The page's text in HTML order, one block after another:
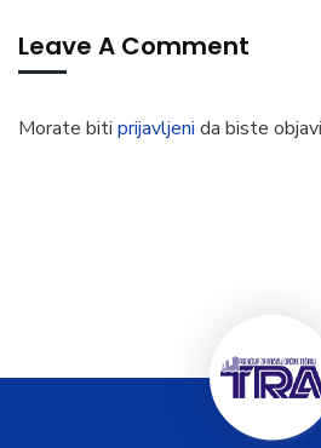
Leave A Comment
Morate biti prijavljeni da biste